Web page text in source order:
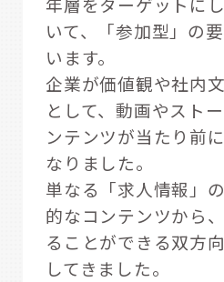
いて、「参加型」の
います。
企業が価値観や社内
として、動画やスト
ンテンツが当たり前
なりました。
単なる「求人情報」
的なコンテンツから
ることができる双方
してきました。